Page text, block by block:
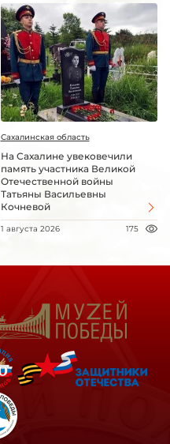
Сахалинская область
На Сахалине увековечили
память участника Великой
Отечественной войны
Татьяны Васильевны
Кочневой
1 августа 2026 175